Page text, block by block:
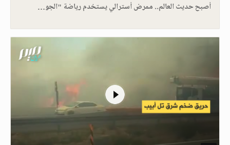
أصبح حديث العالم.. ممرض أسترالي يستخدم رياضة "الجو…